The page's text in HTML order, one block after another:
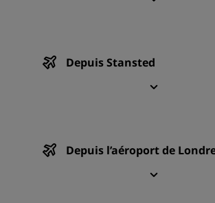
Depuis Stansted
Depuis l’aéroport de